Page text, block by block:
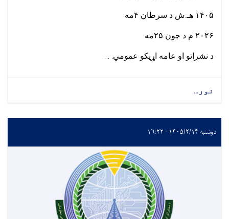
۱۴۰۵ هـ.ش د سرطان ۴مه
۲۰۲۶ م د جون ۲۵مه
د نشراتو او عامه اړیکو عمومي. . .
نور...
دوشنبه ۱۴۰۵/۲/۱۴ - ۱۶:۲۲